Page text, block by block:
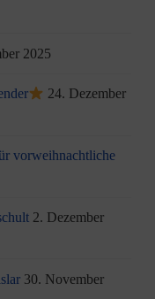
2025
24. Dezember
vorweihnachtliche
2. Dezember
30. November